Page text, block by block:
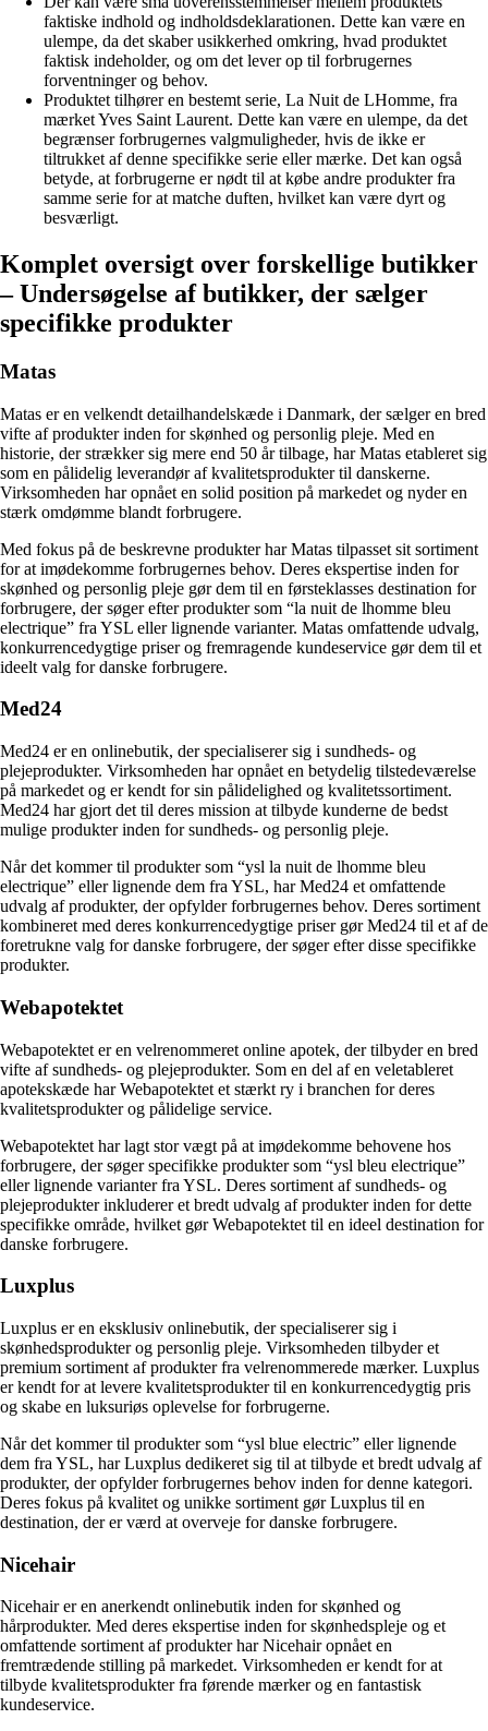
faktiske indhold og indholdsdeklarationen. Dette kan være en
ulempe, da det skaber usikkerhed omkring, hvad produktet
faktisk indeholder, og om det lever op til forbrugernes
forventninger og behov.
Produktet tilhører en bestemt serie, La Nuit de LHomme, fra
mærket Yves Saint Laurent. Dette kan være en ulempe, da det
begrænser forbrugernes valgmuligheder, hvis de ikke er
tiltrukket af denne specifikke serie eller mærke. Det kan også
betyde, at forbrugerne er nødt til at købe andre produkter fra
samme serie for at matche duften, hvilket kan være dyrt og
besværligt.
Komplet oversigt over forskellige butikker
– Undersøgelse af butikker, der sælger
specifikke produkter
Matas
Matas er en velkendt detailhandelskæde i Danmark, der sælger en bred
vifte af produkter inden for skønhed og personlig pleje. Med en
historie, der strækker sig mere end 50 år tilbage, har Matas etableret sig
som en pålidelig leverandør af kvalitetsprodukter til danskerne.
Virksomheden har opnået en solid position på markedet og nyder en
stærk omdømme blandt forbrugere.
Med fokus på de beskrevne produkter har Matas tilpasset sit sortiment
for at imødekomme forbrugernes behov. Deres ekspertise inden for
skønhed og personlig pleje gør dem til en førsteklasses destination for
forbrugere, der søger efter produkter som “la nuit de lhomme bleu
electrique” fra YSL eller lignende varianter. Matas omfattende udvalg,
konkurrencedygtige priser og fremragende kundeservice gør dem til et
ideelt valg for danske forbrugere.
Med24
Med24 er en onlinebutik, der specialiserer sig i sundheds- og
plejeprodukter. Virksomheden har opnået en betydelig tilstedeværelse
på markedet og er kendt for sin pålidelighed og kvalitetssortiment.
Med24 har gjort det til deres mission at tilbyde kunderne de bedst
mulige produkter inden for sundheds- og personlig pleje.
Når det kommer til produkter som “ysl la nuit de lhomme bleu
electrique” eller lignende dem fra YSL, har Med24 et omfattende
udvalg af produkter, der opfylder forbrugernes behov. Deres sortiment
kombineret med deres konkurrencedygtige priser gør Med24 til et af de
foretrukne valg for danske forbrugere, der søger efter disse specifikke
produkter.
Webapotektet
Webapotektet er en velrenommeret online apotek, der tilbyder en bred
vifte af sundheds- og plejeprodukter. Som en del af en veletableret
apotekskæde har Webapotektet et stærkt ry i branchen for deres
kvalitetsprodukter og pålidelige service.
Webapotektet har lagt stor vægt på at imødekomme behovene hos
forbrugere, der søger specifikke produkter som “ysl bleu electrique”
eller lignende varianter fra YSL. Deres sortiment af sundheds- og
plejeprodukter inkluderer et bredt udvalg af produkter inden for dette
specifikke område, hvilket gør Webapotektet til en ideel destination for
danske forbrugere.
Luxplus
Luxplus er en eksklusiv onlinebutik, der specialiserer sig i
skønhedsprodukter og personlig pleje. Virksomheden tilbyder et
premium sortiment af produkter fra velrenommerede mærker. Luxplus
er kendt for at levere kvalitetsprodukter til en konkurrencedygtig pris
og skabe en luksuriøs oplevelse for forbrugerne.
Når det kommer til produkter som “ysl blue electric” eller lignende
dem fra YSL, har Luxplus dedikeret sig til at tilbyde et bredt udvalg af
produkter, der opfylder forbrugernes behov inden for denne kategori.
Deres fokus på kvalitet og unikke sortiment gør Luxplus til en
destination, der er værd at overveje for danske forbrugere.
Nicehair
Nicehair er en anerkendt onlinebutik inden for skønhed og
hårprodukter. Med deres ekspertise inden for skønhedspleje og et
omfattende sortiment af produkter har Nicehair opnået en
fremtrædende stilling på markedet. Virksomheden er kendt for at
tilbyde kvalitetsprodukter fra førende mærker og en fantastisk
kundeservice.